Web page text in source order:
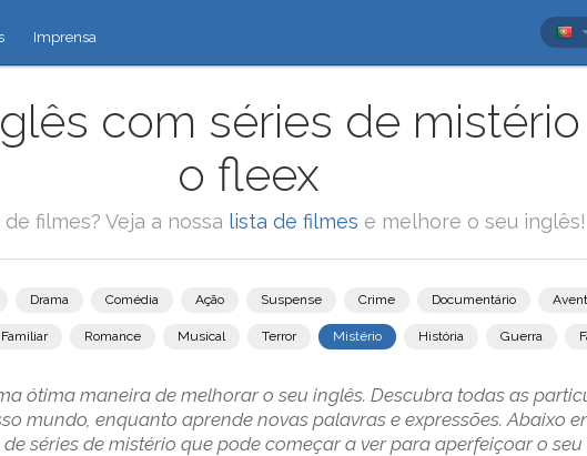
Imprensa
com séries de
o fleex
filmes? Veja a nossa lista de filmes e melhore o seu inglês!
Drama Comédia Ação Suspense Crime Documentário
Familiar Romance Musical Terror Mistério História Guerra
ótima maneira de melhorar o seu inglês. Descubra todas as
mundo, enquanto aprende novas palavras e expressões. Abaixo
séries de mistério que pode começar a ver para aperfeiçoar o seu